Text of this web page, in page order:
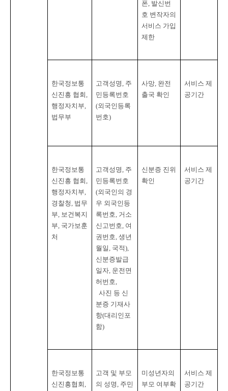
폰, 발신번
호 변작자의
서비스 가입
제한
한국정보통
신진흥 협회
행정자치부
법무부
고객성명, 주
민등록번호
(외국인등록
번호)
사망, 완전
출국 확인
서비스 제
공기간
한국정보통
신진흥 협회
행정자치부
경찰청, 법무
부, 보건복지
부, 국가보훈
처
고객성명, 주
민등록번호
(외국인의 경
우 외국인등
록번호, 거소
신고번호, 여
권번호, 생년
월일, 국적
신분증발급
일자, 운전면
허번호,
사진 등 신
분증 기재사
항(대리인포
함)
신분증 진위
확인
서비스 제
공기간
한국정보통
신진흥협회
고객 및 부모
의 성명, 주민
미성년자의
부모 여부확
서비스 제
공기간